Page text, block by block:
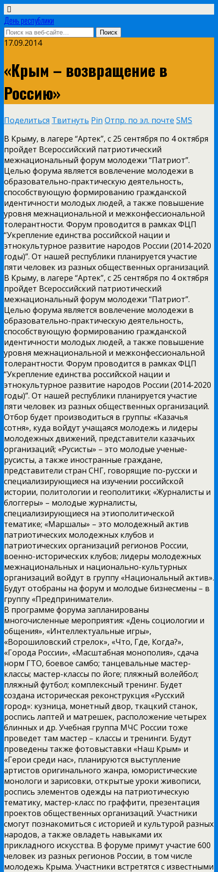
День республики
17.09.2014
«Крым – возвращение в
Россию»
Поделиться Твитнуть Pin Отпр. по эл. почте SMS
В Крыму, в лагере “Артек”, с 25 сентября по 4 октября
пройдет Всероссийский патриотический
межнациональный форум молодежи “Патриот”.
Целью форума является вовлечение молодежи в
образовательно-практическую деятельность,
способствующую формированию гражданской
идентичности молодых людей, а также повышение
уровня межнациональной и межконфессиональной
толерантности. Форум проводится в рамках ФЦП
“Укрепление единства российской нации и
этнокультурное развитие народов России (2014-2020
годы)”. От нашей республики планируется участие
пяти человек из разных общественных организаций.
В Крыму, в лагере “Артек”, с 25 сентября по 4 октября
пройдет Всероссийский патриотический
межнациональный форум молодежи “Патриот”.
Целью форума является вовлечение молодежи в
образовательно-практическую деятельность,
способствующую формированию гражданской
идентичности молодых людей, а также повышение
уровня межнациональной и межконфессиональной
толерантности. Форум проводится в рамках ФЦП
“Укрепление единства российской нации и
этнокультурное развитие народов России (2014-2020
годы)”. От нашей республики планируется участие
пяти человек из разных общественных организаций.
Отбор будет производиться в группы: «Казачья
сотня», куда войдут учащаяся молодежь и лидеры
молодежных движений, представители казачьих
организаций; «Русисты» – это молодые ученые-
русисты, а также иностранные граждане,
представители стран СНГ, говорящие по-русски и
специализирующиеся на изучении российской
истории, политологии и геополитики; «Журналисты и
блоггеры» – молодые журналисты,
специализирующиеся на этиополитической
тематике; «Маршалы» – это молодежный актив
патриотических молодежных клубов и
патриотических организаций регионов России,
военно-исторических клубов; лидеры молодежных
межнациональных и национально-культурных
организаций войдут в группу «Национальный актив».
Будут отобраны на форум и молодые бизнесмены – в
группу «Предприниматели».
В программе форума запланированы
многочисленные мероприятия: «День социологии и
общения», «Интеллектуальные игры»,
«Ворошиловский стрелок», «Что, Где, Когда?»,
«Города России», «Масштабная монополия», сдача
норм ГТО, боевое самбо; танцевальные мастер-
классы; мастер-классы по йоге; пляжный волейбол;
пляжный футбол; комплексный тренинг. Будет
создана историческая реконструкция «Русский
город»: кузница, монетный двор, ткацкий станок,
роспись лаптей и матрешек, расположение четырех
блинных и др. Учебная группа МЧС России тоже
проведет там мастер – классы и тренинги. Будут
проведены также фотовыставки «Наш Крым» и
«Герои среди нас», планируются выступление
артистов оригинального жанра, юмористические
монологи и зарисовки, открытые уроки живописи,
роспись элементов одежды на патриотическую
тематику, мастер-класс по граффити, презентация
проектов общественных организаций. Участники
смогут познакомиться с историей и культурой разных
народов, а также овладеть навыками их
прикладного искусства. В форуме примут участие 600
человек из разных регионов России, в том числе
молодежь Крыма. Участники встретятся с известными